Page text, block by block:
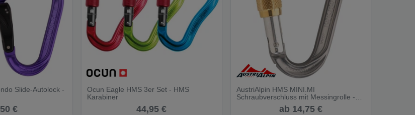
Slide-Autolock -
€
Ocun Eagle HMS 3er Set - HMS
Karabiner
44,95 €
AustriAlpin HMS MINI.MI
Schraubverschluss mit Messingrolle -
Schraubkarabinerab 14,75 €